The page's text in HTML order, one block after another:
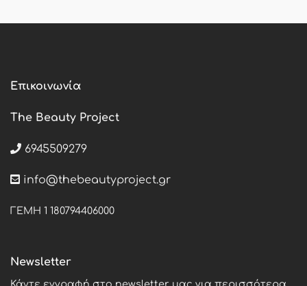
Επικοινωνία
The Beauty Project
6945509279
info@thebeautyproject.gr
ΓΕΜΗ 1 180794406000
Newsletter